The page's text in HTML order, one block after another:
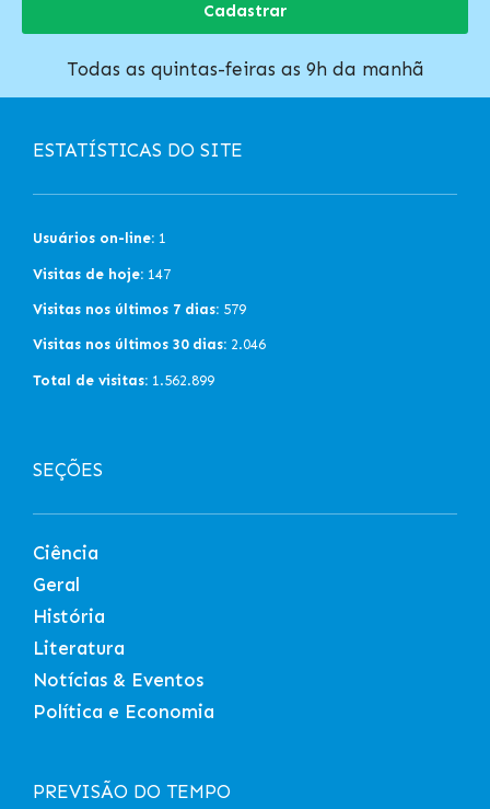
Cadastrar
Todas as quintas-feiras as 9h da manhã
ESTATÍSTICAS DO SITE
Usuários on-line: 1
Visitas de hoje: 147
Visitas nos últimos 7 dias: 579
Visitas nos últimos 30 dias: 2.046
Total de visitas: 1.562.899
SEÇÕES
Ciência
Geral
História
Literatura
Notícias & Eventos
Política e Economia
PREVISÃO DO TEMPO